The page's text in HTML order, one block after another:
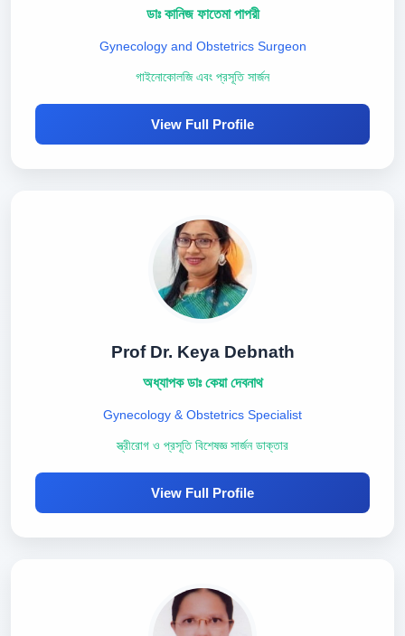
ডাঃ কানিজ ফাতেমা পাপরী
Gynecology and Obstetrics Surgeon
গাইনোকোলজি এবং প্রসূতি সার্জন
View Full Profile
Prof Dr. Keya Debnath
অধ্যাপক ডাঃ কেয়া দেবনাথ
Gynecology & Obstetrics Specialist
স্ত্রীরোগ ও প্রসূতি বিশেষজ্ঞ সার্জন ডাক্তার
View Full Profile